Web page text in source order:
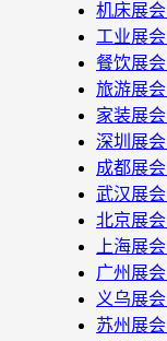
机床展会
工业展会
餐饮展会
旅游展会
家装展会
深圳展会
成都展会
武汉展会
北京展会
上海展会
广州展会
义乌展会
苏州展会